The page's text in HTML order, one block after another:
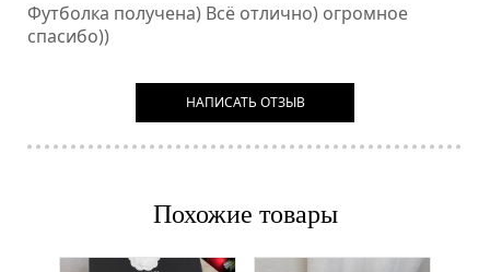
Футболка получена) Всё отлично) огромное
спасибо))
НАПИСАТЬ ОТЗЫВ
Похожие товары